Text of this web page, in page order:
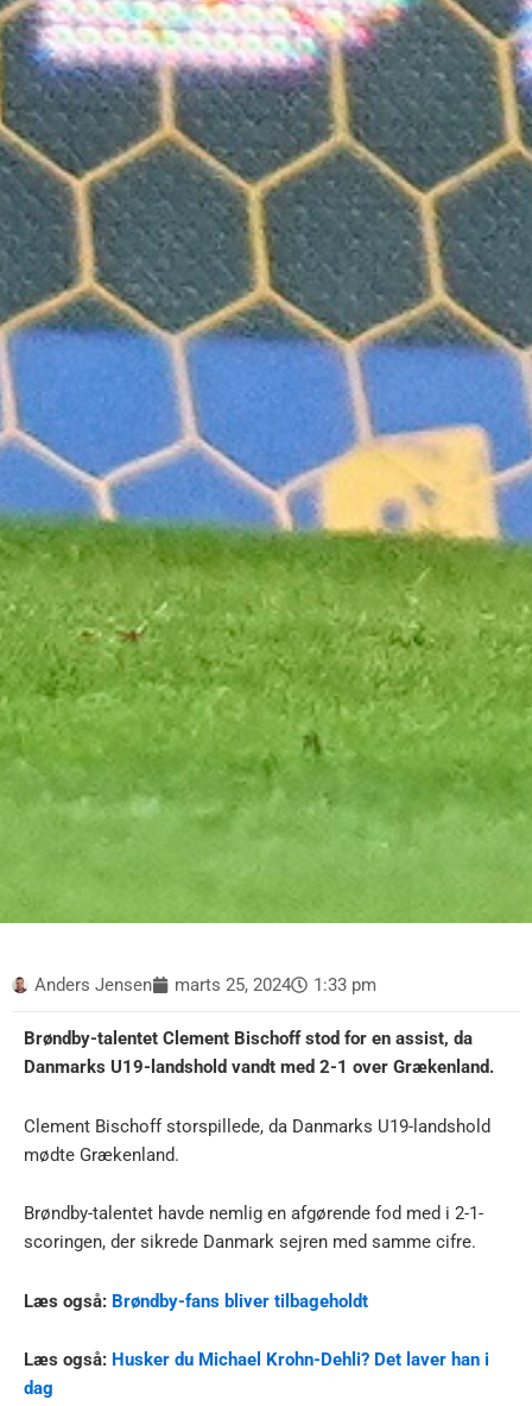
Anders Jensen marts 25, 2024 1:33 pm
Brøndby-talentet Clement Bischoff stod for en assist, da
Danmarks U19-landshold vandt med 2-1 over Grækenland.
Clement Bischoff storspillede, da Danmarks U19-landshold
mødte Grækenland.
Brøndby-talentet havde nemlig en afgørende fod med i 2-1-
scoringen, der sikrede Danmark sejren med samme cifre.
Læs også: Brøndby-fans bliver tilbageholdt
Læs også: Husker du Michael Krohn-Dehli? Det laver han i
dag